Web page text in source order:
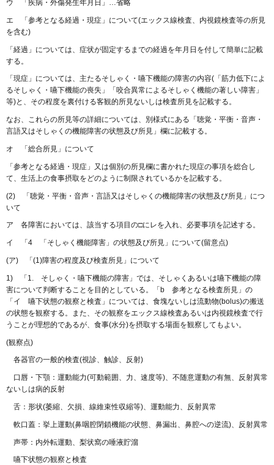
ウ 「疾病・外傷発生年月日」…省略
エ 「参考となる経過・現症」について(エックス線検査、内視鏡検査等の所見
を含む)
「経過」については、症状が固定するまでの経過を年月日を付して簡単に記載
する。
「現症」については、主たるそしゃく・嚥下機能の障害の内容(「筋力低下によ
るそしゃく・嚥下機能の喪失」「咬合異常によるそしゃく機能の著しい障害」
等)と、その程度を裏付ける客観的所見ないしは検査所見を記載する。
なお、これらの所見等の詳細については、別様式にある「聴覚・平衡・音声・
言語又はそしゃくの機能障害の状態及び所見」欄に記載する。
オ 「総合所見」について
「参考となる経過・現症」又は個別の所見欄に書かれた現症の事項を総合し
て、生活上の食事摂取をどのように制限されているかを記載する。
(2) 「聴覚・平衡・音声・言語又はそしゃくの機能障害の状態及び所見」につ
いて
ア 各障害においては、該当する項目の□にレを入れ、必要事項を記述する。
イ 「4 「そしゃく機能障害」の状態及び所見」について(留意点)
(ア) 「(1)障害の程度及び検査所見」について
1) 「1. そしゃく・嚥下機能の障害」では、そしゃくあるいは嚥下機能の障
害について判断することを目的としている。「b 参考となる検査所見」の
「イ 嚥下状態の観察と検査」については、食塊ないしは流動物(bolus)の搬送
の状態を観察する。また、その観察をエックス線検査あるいは内視鏡検査で行
うことが理想的であるが、食事(水分)を摂取する場面を観察してもよい。
(観察点)
各器官の一般的検査(視診、触診、反射)
口唇・下顎：運動能力(可動範囲、力、速度等)、不随意運動の有無、反射異常
ないしは病的反射
舌：形状(萎縮、欠損、線維束性収縮等)、運動能力、反射異常
軟口蓋：挙上運動(鼻咽腔閉鎖機能の状態、鼻漏出、鼻腔への逆流)、反射異常
声帯：内外転運動、梨状窩の唾液貯溜
嚥下状態の観察と検査